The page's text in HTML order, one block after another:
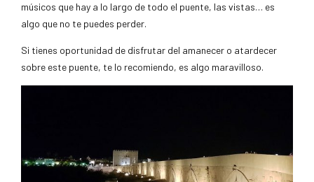
músicos que hay a lo largo de todo el puente, las vistas… es
algo que no te puedes perder.
Si tienes oportunidad de disfrutar del amanecer o atardecer
sobre este puente, te lo recomiendo, es algo maravilloso.